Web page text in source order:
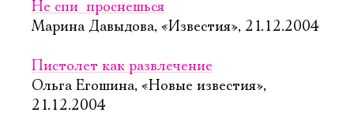
Не спи  проснешься
Марина Давыдова, «Известия», 21.12.2004
Пистолет как развлечение
Ольга Егошина, «Новые известия»,
21.12.2004